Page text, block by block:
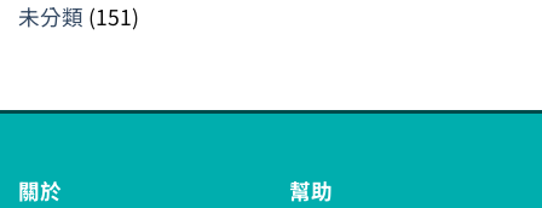
未分類 (151)
關於 幫助